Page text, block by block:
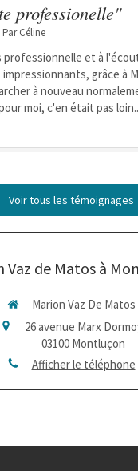
professionelle"
Par Céline
professionnelle et à
grâce à
à nouveau
moi, c'en était pas
Voir tous les témoignages
Vaz de Matos à
Marion Vaz De Matos
26 avenue Marx
03100 Montluçon
Afficher le téléphone